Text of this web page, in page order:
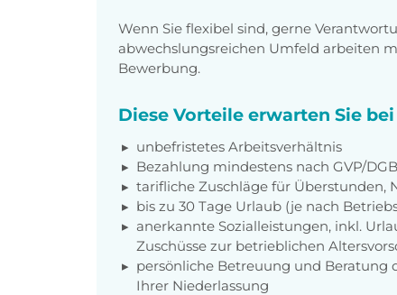
Wenn Sie flexibel sind, gerne
abwechslungsreichen Umfeld arbeiten
Bewerbung.
Diese Vorteile erwarten Sie
unbefristetes Arbeitsverhältnis
Bezahlung mindestens nach GVP/
tarifliche Zuschläge für Überstunden,
bis zu 30 Tage Urlaub (je nach
anerkannte Sozialleistungen, inkl.
Zuschüsse zur betrieblichen
persönliche Betreuung und Beratung
Ihrer Niederlassung